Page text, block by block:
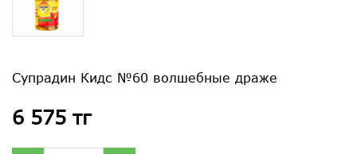
Супрадин Кидс №60 волшебные драже
6 575 тг